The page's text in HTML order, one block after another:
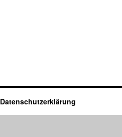
Datenschutzerklärung